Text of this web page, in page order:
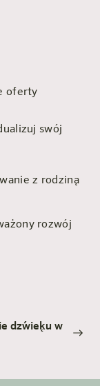
oferty
swój
z rodziną
rozwój
dźwięku w